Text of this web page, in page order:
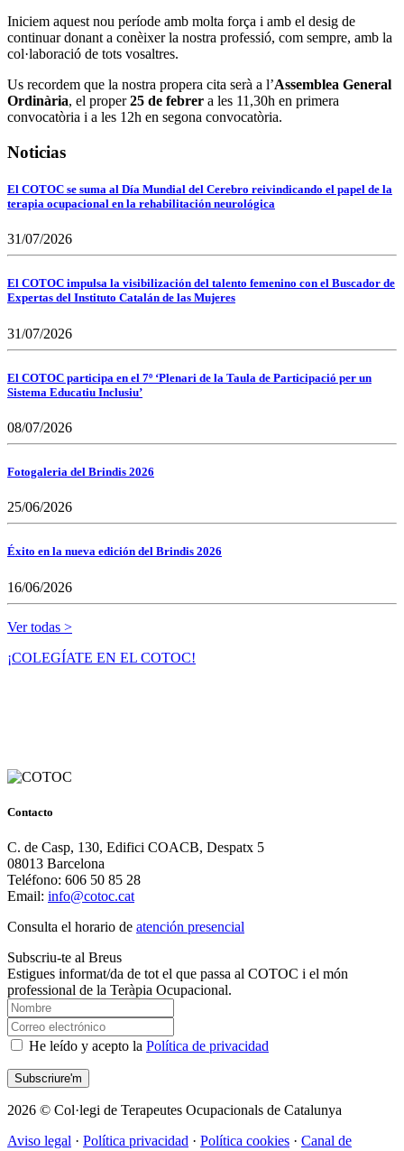
Iniciem aquest nou període amb molta força i amb el desig de
continuar donant a conèixer la nostra professió, com sempre, amb la
col·laboració de tots vosaltres.
Us recordem que la nostra propera cita serà a l’Assemblea General
Ordinària, el proper25 de febrer a les 11,30h en primera
convocatòria i a les 12h en segona convocatòria.
Noticias
El COTOC se suma al Día Mundial del Cerebro reivindicando el papel de la
terapia ocupacional en la rehabilitación neurológica
31/07/2026
El COTOC impulsa la visibilización del talento femenino con el Buscador de
Expertas del Instituto Catalán de las Mujeres
31/07/2026
El COTOC participa en el 7º ‘Plenari de la Taula de Participació per un
Sistema Educatiu Inclusiu’
08/07/2026
Fotogaleria del Brindis 2026
25/06/2026
Éxito en la nueva edición del Brindis 2026
16/06/2026
Ver todas >
¡COLEGÍATE EN EL COTOC!
Contacto
C. de Casp, 130, Edifici COACB, Despatx 5
08013 Barcelona
Teléfono: 606 50 85 28
Email: info@cotoc.cat
Consulta el horario de atención presencial
Subscriu-te al Breus
Estigues informat/da de tot el que passa al COTOC i el món
professional de la Teràpia Ocupacional.
He leído y acepto la Política de privacidad
2026 © Col·legi de Terapeutes Ocupacionals de Catalunya
Aviso legal · Política privacidad · Política cookies · Canal de